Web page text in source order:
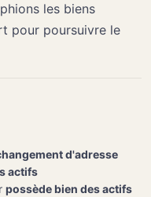
les biens
pour poursuivre le
d'adresse
actifs
possède bien des actifs